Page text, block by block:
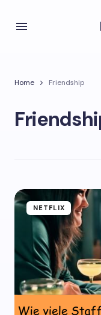
Home Friendship
NETFLIX